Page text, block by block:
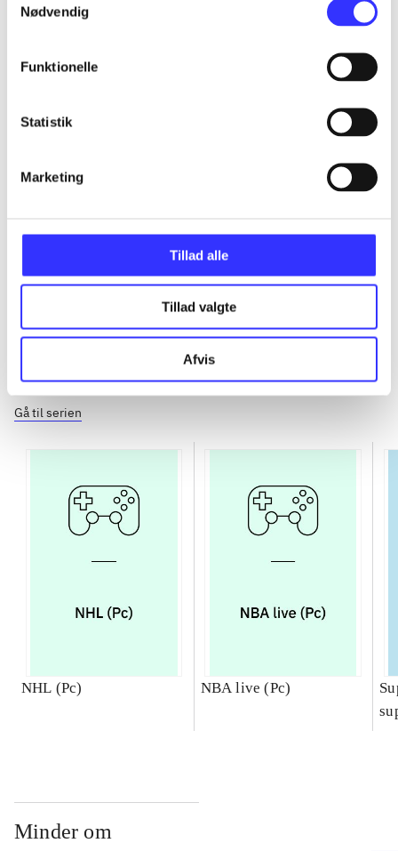
Nødvendig
Funktionelle
Statistik
Marketing
Tillad alle
Tillad valgte
Afvis
...
...
...
...
EA sports
Gå til serien
NHL (Pc) NBA live (Pc)
Minder om